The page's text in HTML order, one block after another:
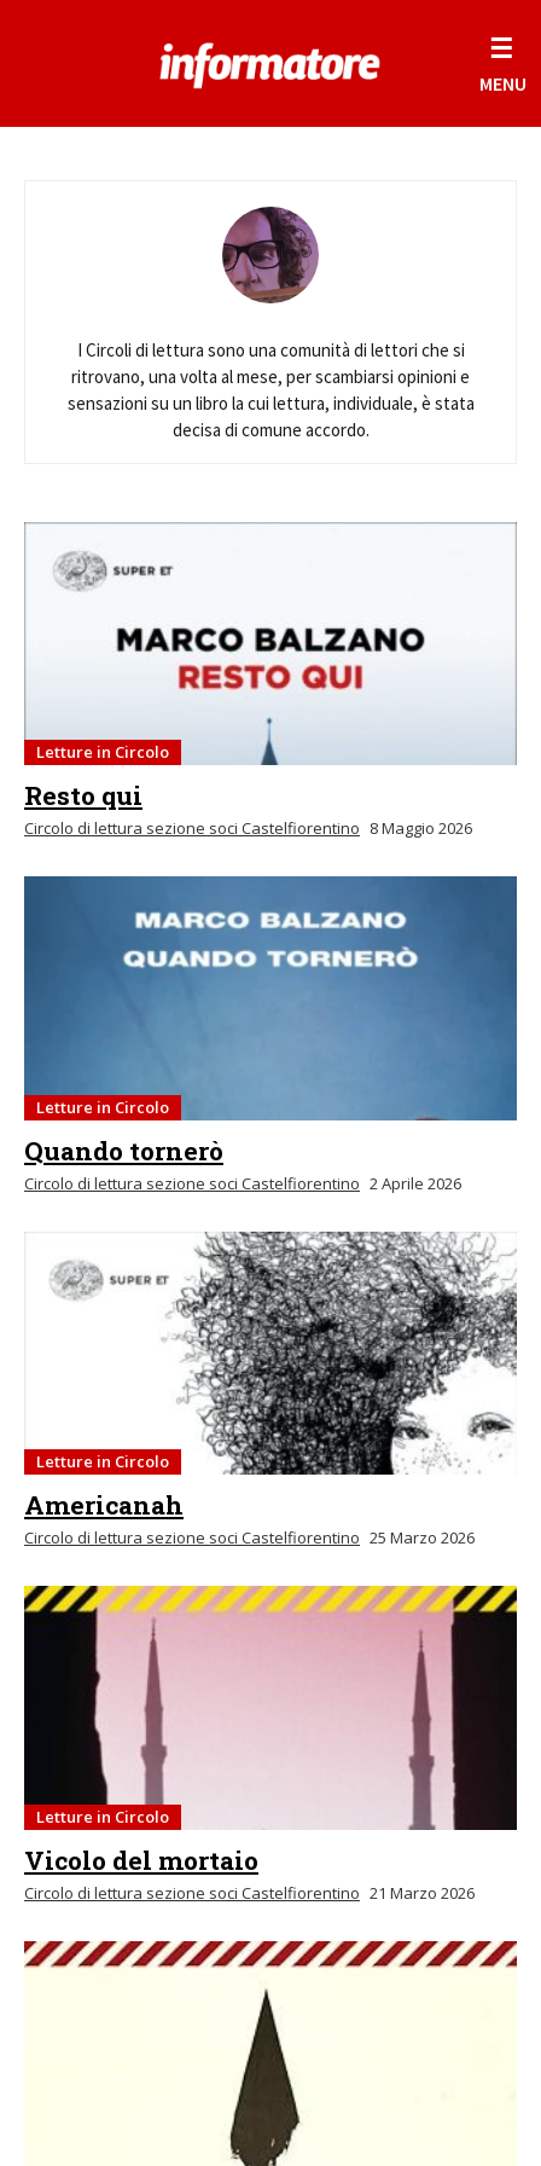
☰
MENU
I Circoli di lettura sono una comunità di lettori che si
ritrovano, una volta al mese, per scambiarsi opinioni e
sensazioni su un libro la cui lettura, individuale, è stata
decisa di comune accordo.
Letture in Circolo
Resto qui
Circolo di lettura sezione soci Castelfiorentino 8 Maggio 2026
Letture in Circolo
Quando tornerò
Circolo di lettura sezione soci Castelfiorentino 2 Aprile 2026
Letture in Circolo
Americanah
Circolo di lettura sezione soci Castelfiorentino 25 Marzo 2026
Letture in Circolo
Vicolo del mortaio
Circolo di lettura sezione soci Castelfiorentino 21 Marzo 2026